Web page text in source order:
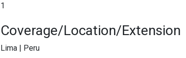
1
Coverage/Location/Extension
Lima Peru